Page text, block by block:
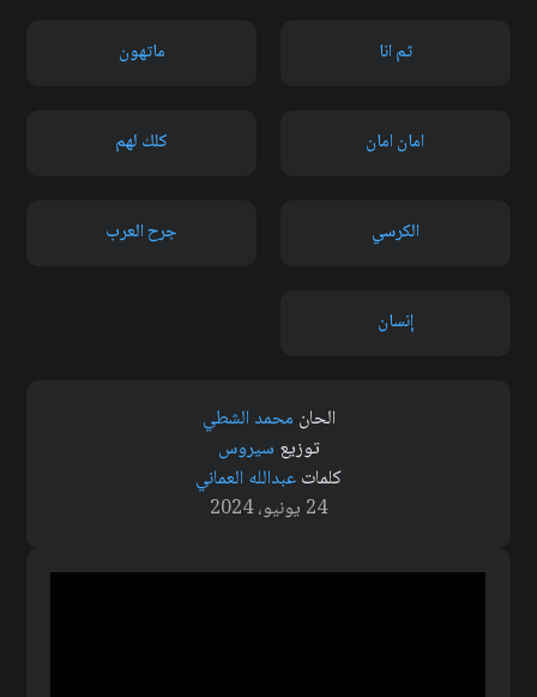
ثم انا ماتهون
امان امان كلك لهم
الكرسي جرح العرب
إنسان
الحان محمد الشطي
توزيع سيروس
كلماتعبدالله العماني
24 يونيو، 2024